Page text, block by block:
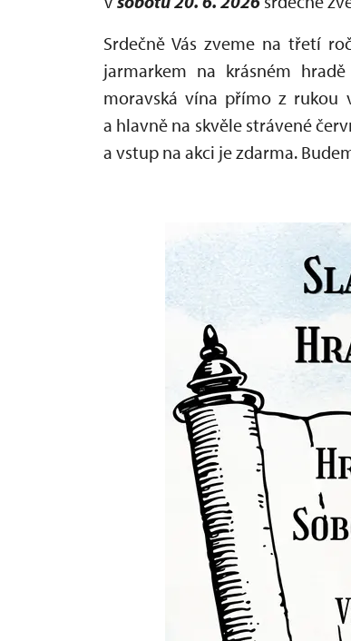
Srdečně Vás zveme na třetí
jarmarkem na krásném
moravská vína přímo z rukou
a hlavně na skvěle strávené
a vstup na akci je zdarma.